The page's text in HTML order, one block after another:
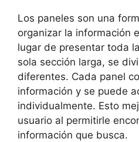
Los paneles son una
organizar la información
lugar de presentar toda
sola sección larga, se
diferentes. Cada panel
información y se puede
individualmente. Esto
usuario al permitirle
información que busca.